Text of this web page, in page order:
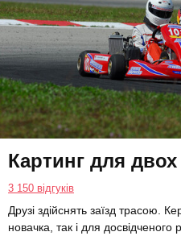
Картинг для двох
3 150 відгуків
Друзі здійснять заїзд трасою.
новачка, так і для досвідченого